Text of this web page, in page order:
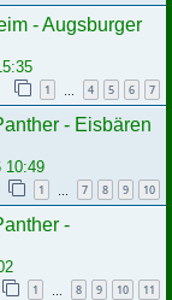
- Augsburger
1 4 5 6 7
- Eisbären
10:49
1 7 8 9 10
-
1 8 9 10 11